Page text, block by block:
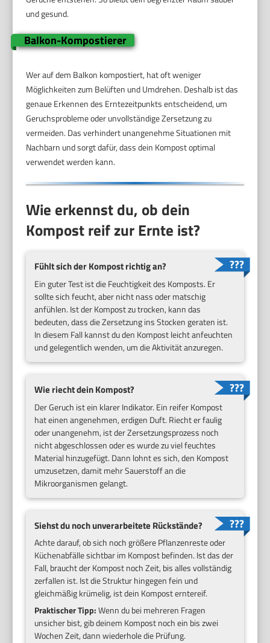
und gesund.
Balkon-Kompostierer
Wer auf dem Balkon kompostiert, hat oft weniger
Möglichkeiten zum Belüften und Umdrehen. Deshalb ist das
genaue Erkennen des Erntezeitpunkts entscheidend, um
Geruchsprobleme oder unvollständige Zersetzung zu
vermeiden. Das verhindert unangenehme Situationen mit
Nachbarn und sorgt dafür, dass dein Kompost optimal
verwendet werden kann.
Wie erkennst du, ob dein
Kompost reif zur Ernte ist?
Fühlt sich der Kompost richtig an?
Ein guter Test ist die Feuchtigkeit des Komposts. Er
sollte sich feucht, aber nicht nass oder matschig
anfühlen. Ist der Kompost zu trocken, kann das
bedeuten, dass die Zersetzung ins Stocken geraten ist.
In diesem Fall kannst du den Kompost leicht anfeuchten
und gelegentlich wenden, um die Aktivität anzuregen.
Wie riecht dein Kompost?
Der Geruch ist ein klarer Indikator. Ein reifer Kompost
hat einen angenehmen, erdigen Duft. Riecht er faulig
oder unangenehm, ist der Zersetzungsprozess noch
nicht abgeschlossen oder es wurde zu viel feuchtes
Material hinzugefügt. Dann lohnt es sich, den Kompost
umzusetzen, damit mehr Sauerstoff an die
Mikroorganismen gelangt.
Siehst du noch unverarbeitete Rückstände?
Achte darauf, ob sich noch größere Pflanzenreste oder
Küchenabfälle sichtbar im Kompost befinden. Ist das der
Fall, braucht der Kompost noch Zeit, bis alles vollständig
zerfallen ist. Ist die Struktur hingegen fein und
gleichmäßig krümelig, ist dein Kompost erntereif.
Praktischer Tipp:Wenn du bei mehreren Fragen
unsicher bist, gib deinem Kompost noch ein bis zwei
Wochen Zeit, dann wiederhole die Prüfung.